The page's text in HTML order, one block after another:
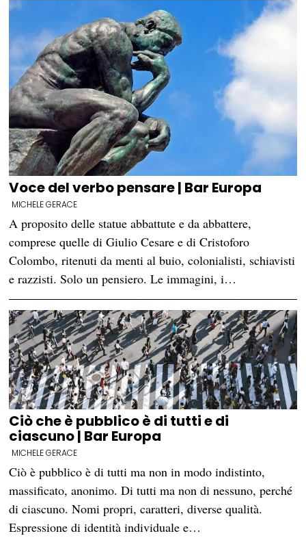
Voce del verbo pensare | Bar Europa
MICHELE GERACE
A proposito delle statue abbattute e da abbattere,
comprese quelle di Giulio Cesare e di Cristoforo
Colombo, ritenuti da menti al buio, colonialisti, schiavisti
e razzisti. Solo un pensiero. Le immagini, i…
Ciò che è pubblico è di tutti e di
ciascuno | Bar Europa
MICHELE GERACE
Ciò è pubblico è di tutti ma non in modo indistinto,
massificato, anonimo. Di tutti ma non di nessuno, perché
di ciascuno. Nomi propri, caratteri, diverse qualità.
Espressione di identità individuale e…